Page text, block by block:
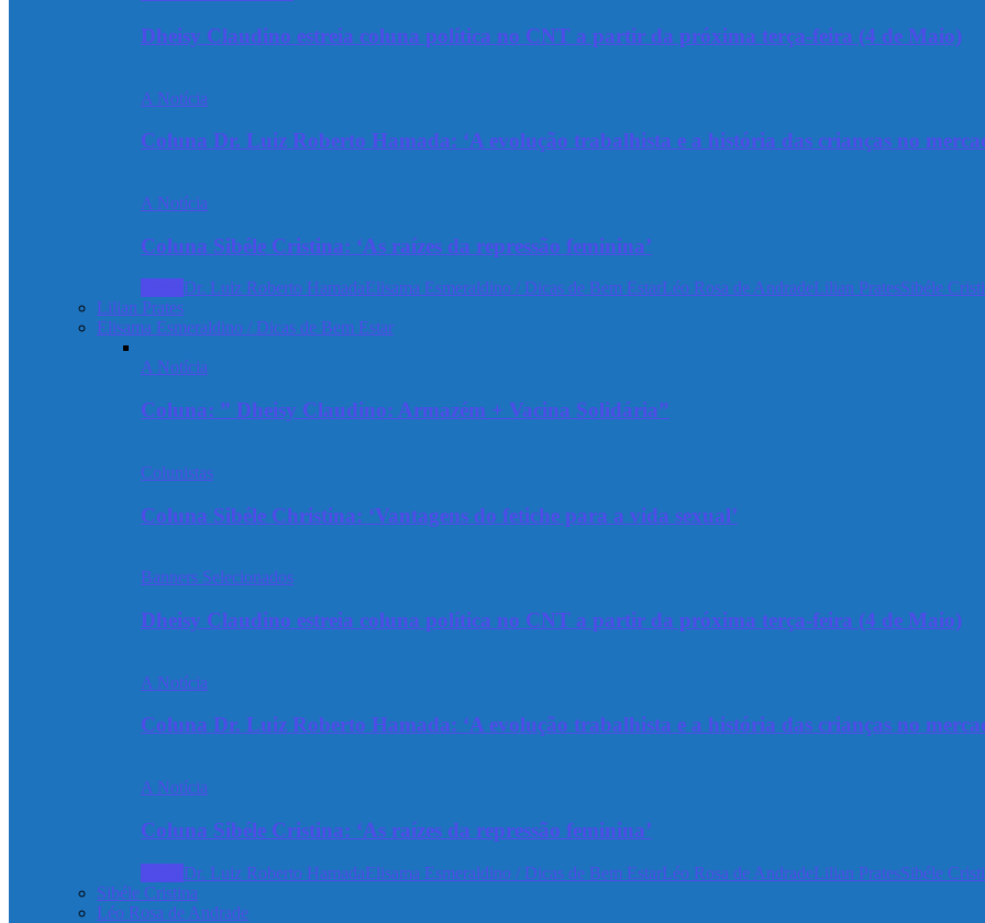
Dheisy Claudino estreia coluna política no CNT a partir da próxima terça-feira (4 de Maio)
A Notícia
Coluna Dr. Luiz Roberto Hamada: ‘A evolução trabalhista e a história das crianças no
A Notícia
Coluna Sibéle Cristina: ‘As raízes da repressão feminina’
Dr. Luiz Roberto HamadaElisama Esmeraldino / Dicas de Bem EstarLéo Rosa de AndradeLilian PratesSibéle
Lilian Prates
Elisama Esmeraldino / Dicas de Bem Estar
A Notícia
Coluna: ” Dheisy Claudino: Armazém + Vacina Solidária”
Colunistas
Coluna Sibéle Christina: ‘Vantagens do fetiche para a vida sexual’
Banners Selecionados
Dheisy Claudino estreia coluna política no CNT a partir da próxima terça-feira (4 de Maio)
A Notícia
Coluna Dr. Luiz Roberto Hamada: ‘A evolução trabalhista e a história das crianças no
A Notícia
Coluna Sibéle Cristina: ‘As raízes da repressão feminina’
Dr. Luiz Roberto HamadaElisama Esmeraldino / Dicas de Bem EstarLéo Rosa de AndradeLilian PratesSibéle
Sibéle Cristina
Léo Rosa de Andrade